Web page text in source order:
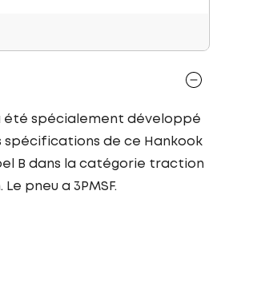
été spécialement développé
spécifications de ce Hankook
B dans la catégorie traction
pneu a 3PMSF.